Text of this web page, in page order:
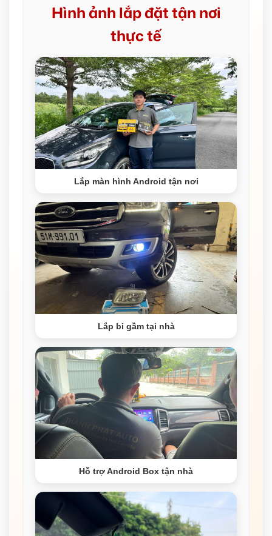
Hình ảnh lắp đặt tận nơi
thực tế
Lắp màn hình Android tận nơi
Lắp bi gầm tại nhà
Hỗ trợ Android Box tận nhà